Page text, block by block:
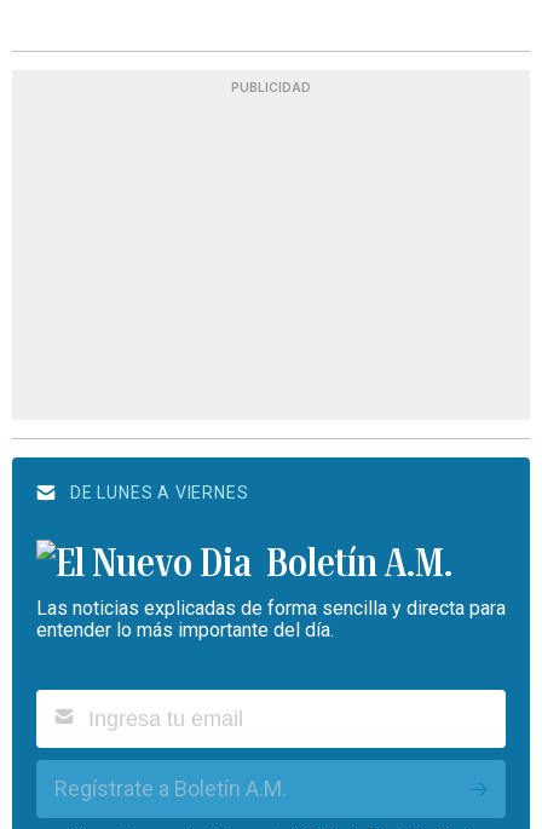
PUBLICIDAD
DE LUNES A VIERNES
Boletín A.M.
Las noticias explicadas de forma sencilla y directa para
entender lo más importante del día.
Regístrate a Boletín A.M.